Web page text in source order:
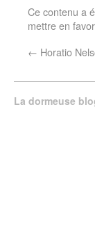
Ce contenu a
mettre en
← Horatio
La dormeuse